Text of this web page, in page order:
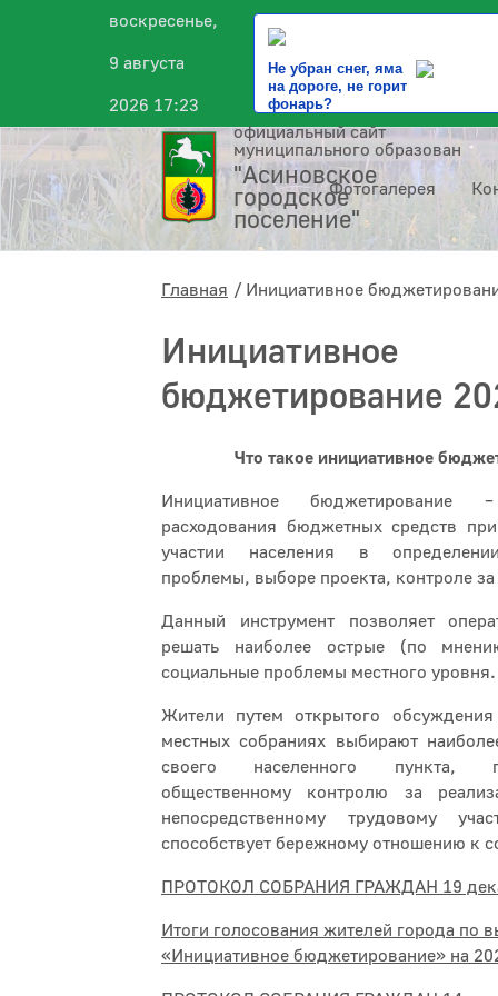
воскресенье,
9 августа
2026 17:23
Не убран снег, яма
на дороге, не горит
фонарь?
официальный сайт
муниципального образования
"Асиновское
городское
поселение"
Фотогалерея
Главная Инициативное
Инициативное
бюджетирование
Что такое инициативное
Инициативное
расходования бюджетных средств
участии населения в
проблемы, выборе проекта, контроле за
Данный инструмент позволяет
решать наиболее острые (по
социальные проблемы местного уровня.
Жители путем открытого
местных собраниях выбирают
своего населенного пункта,
общественному контролю за
непосредственному трудовому
способствует бережному отношению к
ПРОТОКОЛ СОБРАНИЯ ГРАЖДАН 19
Итоги голосования жителей города по
«Инициативное бюджетирование» на